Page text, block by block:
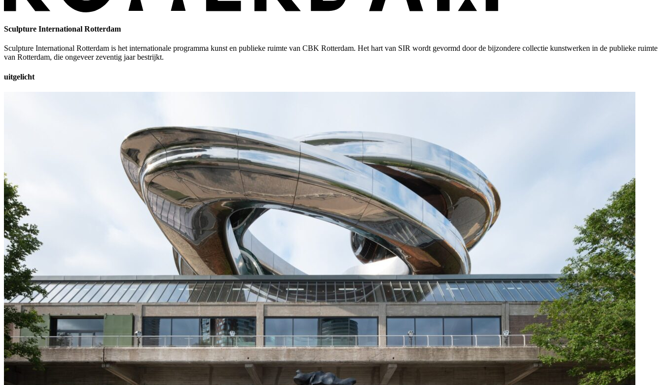
Sculpture International Rotterdam
Sculpture International Rotterdam is het internationale programma kunst en publieke ruimte van CBK Rotterdam. Het hart van SIR wordt gevormd door de bijzondere collectie kunstwerken in de publieke ruimte
van Rotterdam, die ongeveer zeventig jaar bestrijkt.
uitgelicht